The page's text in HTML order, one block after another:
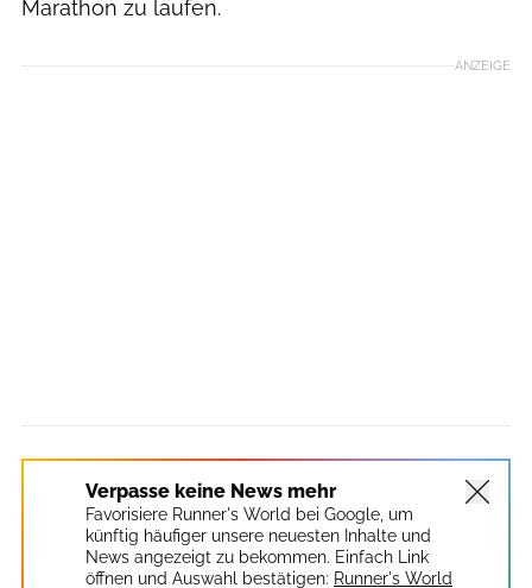
Marathon zu laufen.
ANZEIGE
Verpasse keine News mehr
Favorisiere Runner's World bei Google, um
künftig häufiger unsere neuesten Inhalte und
News angezeigt zu bekommen. Einfach Link
öffnen und Auswahl bestätigen: Runner's World